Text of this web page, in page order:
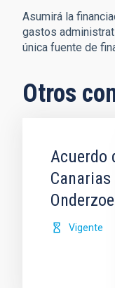
Asumirá la
gastos
única fuente de
Otros
Acuerdo
Vigente